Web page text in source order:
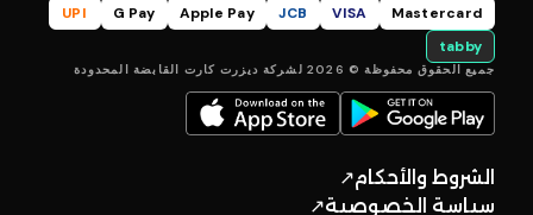
Mastercard
VISA
JCB
Apple Pay
G Pay
UPI
tabby
جميع الحقوق محفوظة © 2026 لشركة ديزرت كارت القابضة المحدودة
الشروط والأحكام↗
سياسة الخصوصية↗